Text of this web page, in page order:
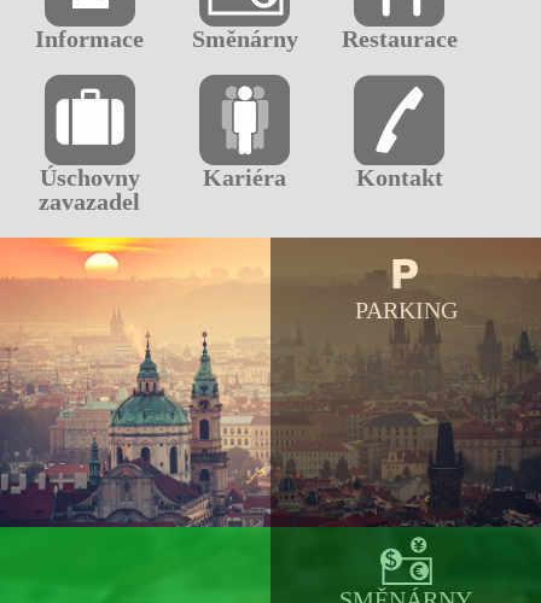
Informace Směnárny Restaurace
Úschovny
zavazadel
Kariéra Kontakt
PARKING